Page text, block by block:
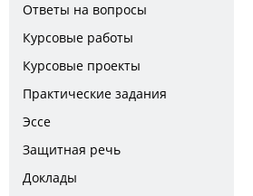
Ответы на вопросы
Курсовые работы
Курсовые проекты
Практические задания
Эссе
Защитная речь
Доклады